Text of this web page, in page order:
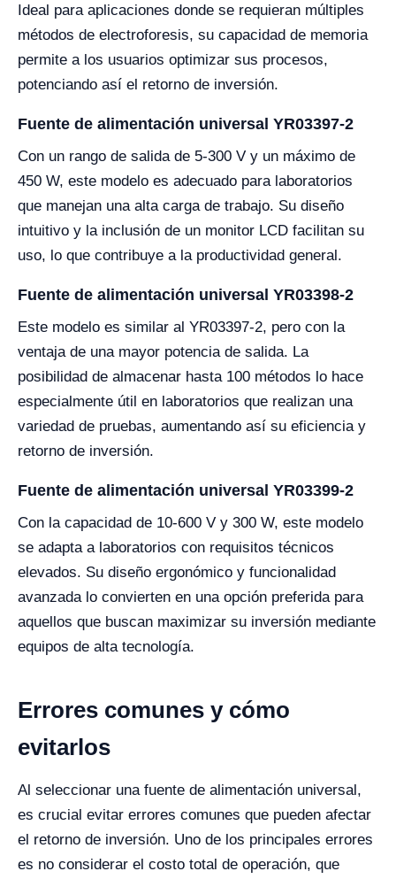
Ideal para aplicaciones donde se requieran múltiples
métodos de electroforesis, su capacidad de memoria
permite a los usuarios optimizar sus procesos,
potenciando así el retorno de inversión.
Fuente de alimentación universal YR03397-2
Con un rango de salida de 5-300 V y un máximo de
450 W, este modelo es adecuado para laboratorios
que manejan una alta carga de trabajo. Su diseño
intuitivo y la inclusión de un monitor LCD facilitan su
uso, lo que contribuye a la productividad general.
Fuente de alimentación universal YR03398-2
Este modelo es similar al YR03397-2, pero con la
ventaja de una mayor potencia de salida. La
posibilidad de almacenar hasta 100 métodos lo hace
especialmente útil en laboratorios que realizan una
variedad de pruebas, aumentando así su eficiencia y
retorno de inversión.
Fuente de alimentación universal YR03399-2
Con la capacidad de 10-600 V y 300 W, este modelo
se adapta a laboratorios con requisitos técnicos
elevados. Su diseño ergonómico y funcionalidad
avanzada lo convierten en una opción preferida para
aquellos que buscan maximizar su inversión mediante
equipos de alta tecnología.
Errores comunes y cómo
evitarlos
Al seleccionar una fuente de alimentación universal,
es crucial evitar errores comunes que pueden afectar
el retorno de inversión. Uno de los principales errores
es no considerar el costo total de operación, que